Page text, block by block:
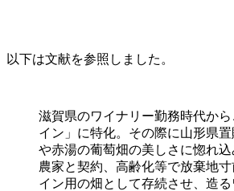
以下は文献を参照しました。
滋賀県のワイナリー勤務時代か
イン」に特化。その際に山形県
や赤湯の葡萄畑の美しさに惚れ
農家と契約、高齢化等で放棄地
イン用の畑として存続させ、造